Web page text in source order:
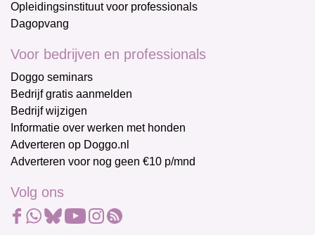
Opleidingsinstituut voor professionals
Dagopvang
Voor bedrijven en professionals
Doggo seminars
Bedrijf gratis aanmelden
Bedrijf wijzigen
Informatie over werken met honden
Adverteren op Doggo.nl
Adverteren voor nog geen €10 p/mnd
Volg ons